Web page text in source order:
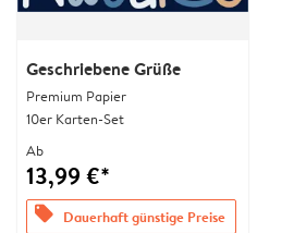
Geschriebene Grüße
Premium Papier
10er Karten-Set
Ab
13,99 €*
offers Dauerhaft günstige Preise